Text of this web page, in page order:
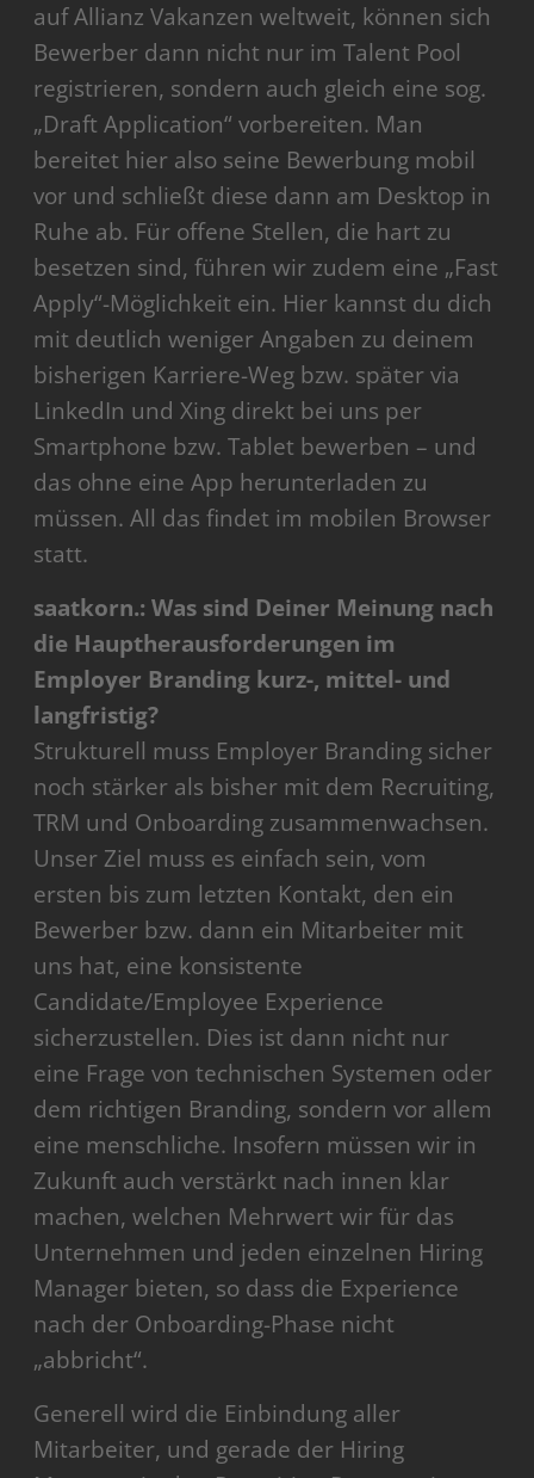
auf Allianz Vakanzen weltweit, können sich
Bewerber dann nicht nur im Talent Pool
registrieren, sondern auch gleich eine sog.
„Draft Application“ vorbereiten. Man
bereitet hier also seine Bewerbung mobil
vor und schließt diese dann am Desktop in
Ruhe ab. Für offene Stellen, die hart zu
besetzen sind, führen wir zudem eine „Fast
Apply“-Möglichkeit ein. Hier kannst du dich
mit deutlich weniger Angaben zu deinem
bisherigen Karriere-Weg bzw. später via
LinkedIn und Xing direkt bei uns per
Smartphone bzw. Tablet bewerben – und
das ohne eine App herunterladen zu
müssen. All das findet im mobilen Browser
statt.
saatkorn.: Was sind Deiner Meinung nach
die Hauptherausforderungen im
Employer Branding kurz-, mittel- und
langfristig?
Strukturell muss Employer Branding sicher
noch stärker als bisher mit dem Recruiting,
TRM und Onboarding zusammenwachsen.
Unser Ziel muss es einfach sein, vom
ersten bis zum letzten Kontakt, den ein
Bewerber bzw. dann ein Mitarbeiter mit
uns hat, eine konsistente
Candidate/Employee Experience
sicherzustellen. Dies ist dann nicht nur
eine Frage von technischen Systemen oder
dem richtigen Branding, sondern vor allem
eine menschliche. Insofern müssen wir in
Zukunft auch verstärkt nach innen klar
machen, welchen Mehrwert wir für das
Unternehmen und jeden einzelnen Hiring
Manager bieten, so dass die Experience
nach der Onboarding-Phase nicht
„abbricht“.
Generell wird die Einbindung aller
Mitarbeiter, und gerade der Hiring